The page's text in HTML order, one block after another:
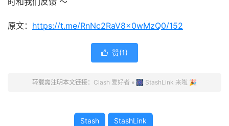
原文： https://t.me/RnNc2RaV8x0wMzQ0/152
 赞(1)
转载需注明本文链接： Clash 爱好者 » 🎆 StashLink 来啦 🎉
Stash StashLink